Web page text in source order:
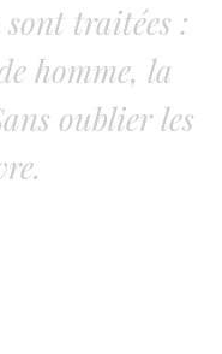
traitées :
homme, la
oublier les